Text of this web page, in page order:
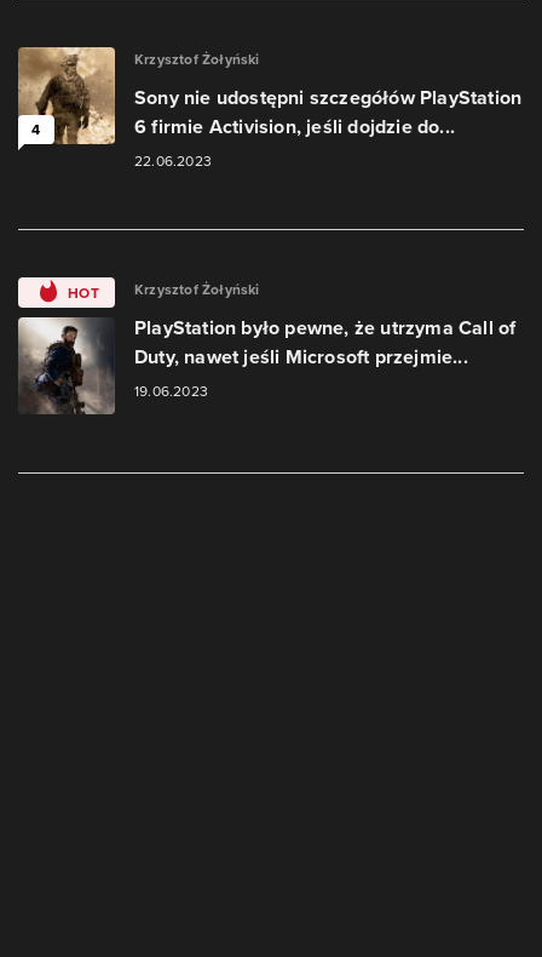
4
Krzysztof Żołyński
Sony nie udostępni szczegółów PlayStation
6 firmie Activision, jeśli dojdzie do...
22.06.2023
HOT Krzysztof Żołyński
PlayStation było pewne, że utrzyma Call of
Duty, nawet jeśli Microsoft przejmie...
19.06.2023